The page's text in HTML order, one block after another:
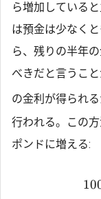
ら増加している
は預金は少なくと
ら、残りの半年
べきだと言うこ
の金利が得られ
行われる。この
ポンドに増える: